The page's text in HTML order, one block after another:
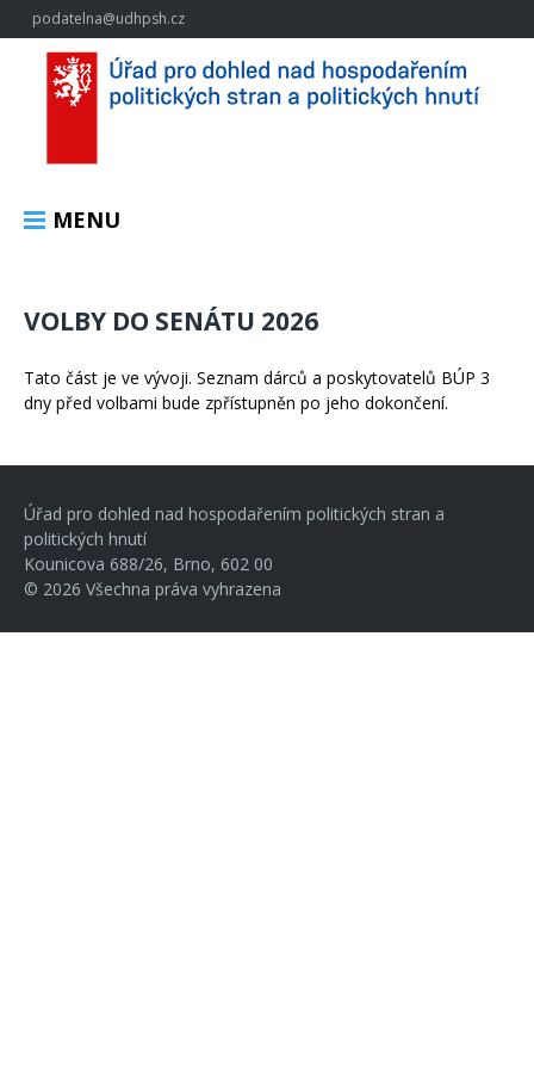
podatelna@udhpsh.cz
MENU
VOLBY DO SENÁTU 2026
Tato část je ve vývoji. Seznam dárců a poskytovatelů BÚP 3
dny před volbami bude zpřístupněn po jeho dokončení.
Úřad pro dohled nad hospodařením politických stran a
politických hnutí
Kounicova 688/26, Brno, 602 00
© 2026 Všechna práva vyhrazena